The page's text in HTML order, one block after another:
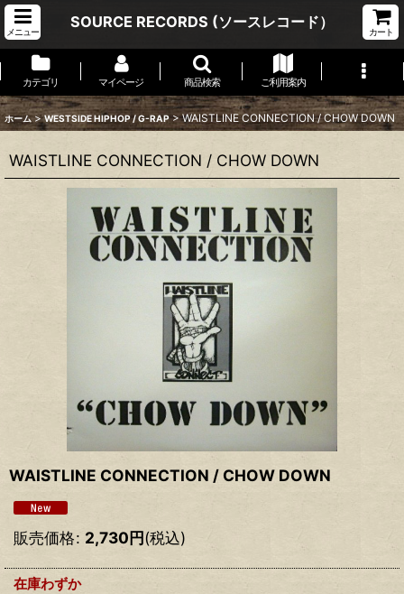
メニュー
SOURCE RECORDS (ソースレコード）
カート
カテゴリ マイページ 商品検索 ご利用案内
ホーム > WESTSIDE HIPHOP / G-RAP > WAISTLINE CONNECTION ‎/ CHOW DOWN
WAISTLINE CONNECTION ‎/ CHOW DOWN
WAISTLINE CONNECTION ‎/ CHOW DOWN
販売価格: 2,730円(税込)
在庫わずか